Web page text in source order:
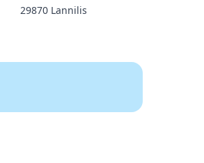
29870 Lannilis